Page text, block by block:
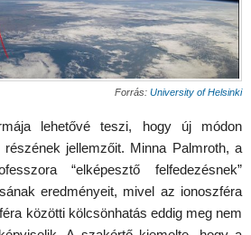
Forrás: University of Helsinki
lehetővé teszi, hogy új módon
jellemzőit. Minna Palmroth, a
“elképesztő felfedezésnek”
eredményeit, mivel az ionoszféra
közötti kölcsönhatás eddig meg nem